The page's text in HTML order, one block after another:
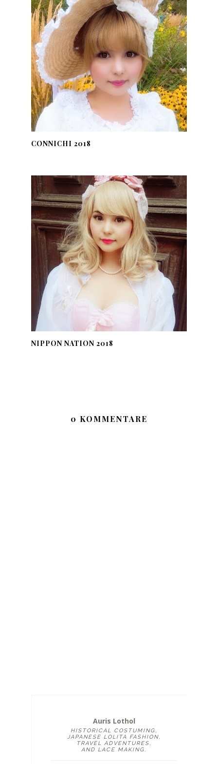
CONNICHI 2018
NIPPON NATION 2018
0 KOMMENTARE
Auris Lothol
HISTORICAL COSTUMING,
JAPANESE LOLITA FASHION,
TRAVEL ADVENTURES,
AND LACE MAKING.